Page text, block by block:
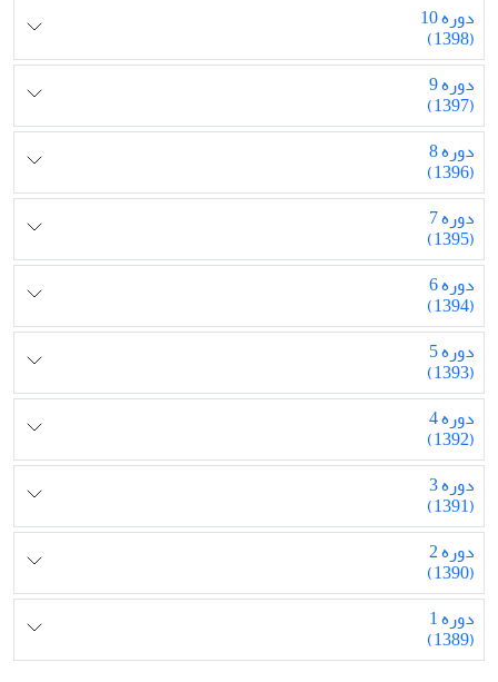
دوره 10
(1398)
دوره 9
(1397)
دوره 8
(1396)
دوره 7
(1395)
دوره 6
(1394)
دوره 5
(1393)
دوره 4
(1392)
دوره 3
(1391)
دوره 2
(1390)
دوره 1
(1389)